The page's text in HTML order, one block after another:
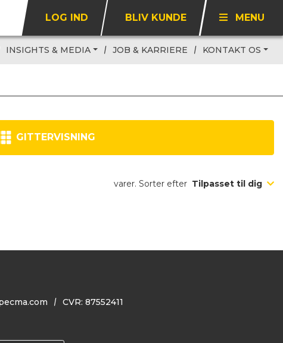
LOG IND BLIV KUNDE MENU
INSIGHTS & MEDIA JOB & KARRIERE KONTAKT OS
GITTERVISNING
varer. Sorter efter Tilpasset til dig
CVR: 87552411